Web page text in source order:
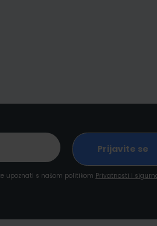
upoznati s našom politikom Privatnosti i